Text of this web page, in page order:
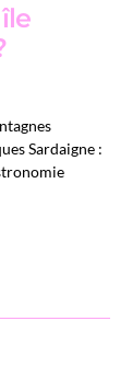
Sardaigne :